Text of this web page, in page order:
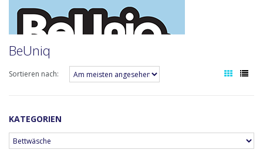
BeUniq
Sortieren nach:
KATEGORIEN